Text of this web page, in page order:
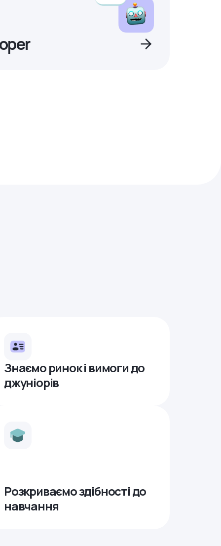
Знаємо ринок і вимоги до
джуніорів
Розкриваємо здібності до
навчання